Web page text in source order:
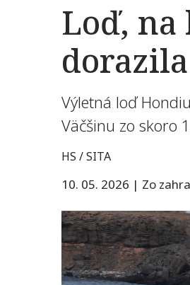
Loď,
Výletná loď
Väčšinu zo skoro
HS / SITA
10. 05. 2026 | Zo